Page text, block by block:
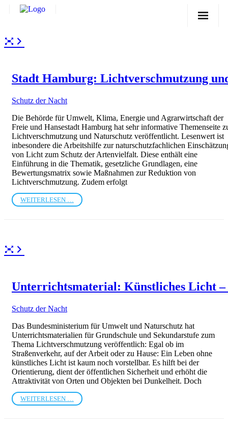
Verein
Blog
Galerie
Anfahrt
Kontakt
Stadt Hamburg: Lichtverschmutzung
Schutz der Nacht
Die Behörde für Umwelt, Klima, Energie und Agrarwirtschaft der
Freie und Hansestadt Hamburg hat sehr informative Themenseite
Lichtverschmutzung und Naturschutz veröffentlicht. Lesenwert ist
inbesondere die Arbeitshilfe zur naturschutzfachlichen
von Licht zum Schutz der Artenvielfalt. Diese enthält eine
Einführung in die Thematik, gesetzliche Grundlagen, eine
Bewertungsmatrix sowie Maßnahmen zur Reduktion von
Lichtverschmutzung. Zudem erfolgt
WEITERLESEN …
Unterrichtsmaterial: Künstliches Licht –
Schutz der Nacht
Das Bundesministerium für Umwelt und Naturschutz hat
Unterrichtsmaterialien für Grundschule und Sekundarstufe zum
Thema Lichtverschmutzung veröffentlich: Egal ob im
Straßenverkehr, auf der Arbeit oder zu Hause: Ein Leben ohne
künstliches Licht ist kaum noch vorstellbar. Es hilft bei der
Orientierung, dient der öffentlichen Sicherheit und erhöht die
Attraktivität von Orten und Objekten bei Dunkelheit. Doch
WEITERLESEN …